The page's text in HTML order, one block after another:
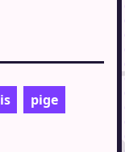
is pige